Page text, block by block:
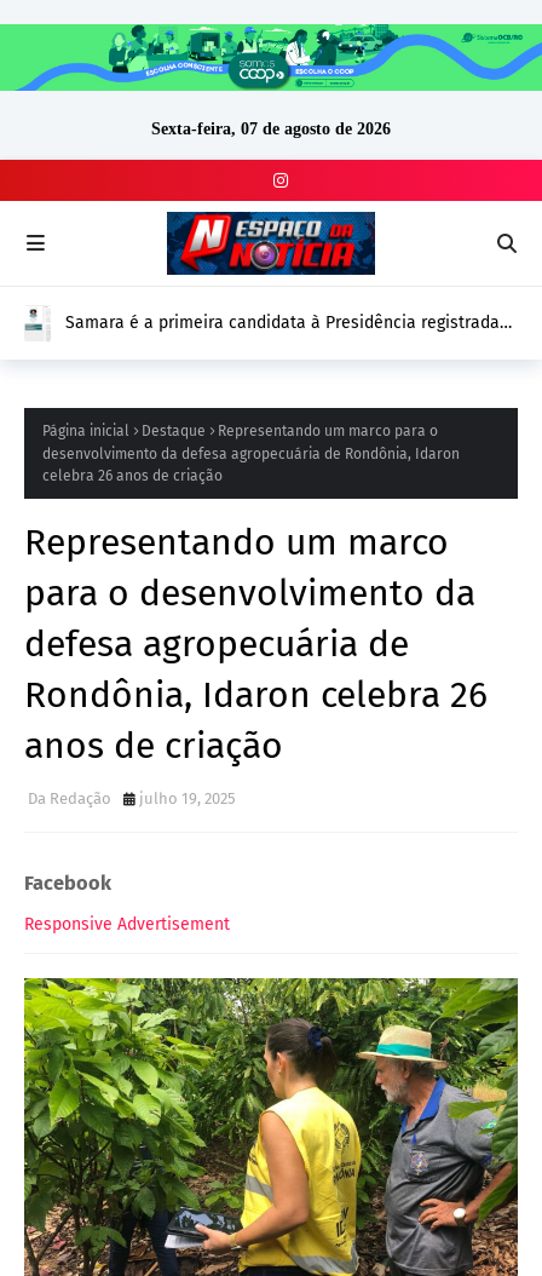
Sexta-feira, 07 de agosto de 2026
Samara é a primeira candidata à Presidência registrada
Página inicial Destaque
Representando um marco para o
desenvolvimento da defesa agropecuária de Rondônia, Idaron
celebra 26 anos de criação
Representando um marco
para o desenvolvimento da
defesa agropecuária de
Rondônia, Idaron celebra 26
anos de criação
Da Redação julho 19, 2025
Facebook
Responsive Advertisement